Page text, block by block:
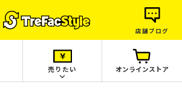
店舗ブログ
売りたい オンラインストア